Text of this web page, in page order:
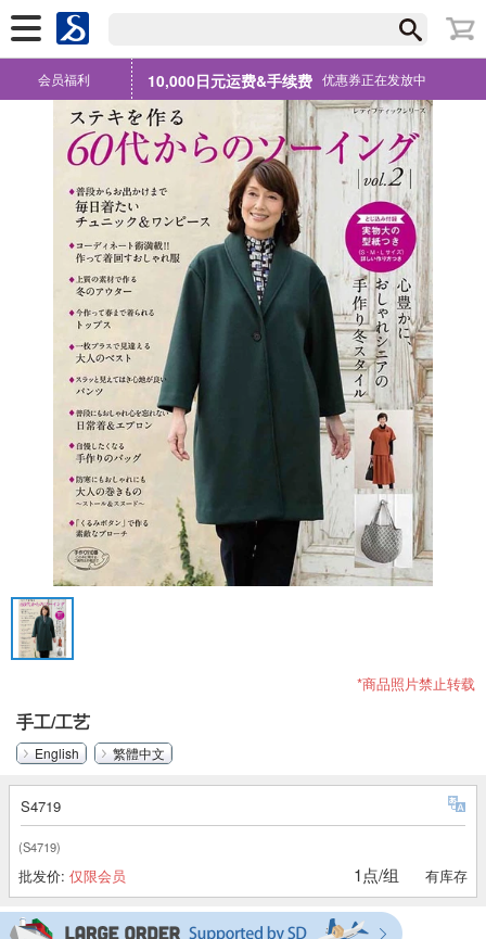
会员福利 10,000日元运费&手续费 优惠券正在发放中
*商品照片禁止转载
手工/工艺
English 繁體中文
S4719
(S4719)
批发价: 仅限会员 1点/组 有库存